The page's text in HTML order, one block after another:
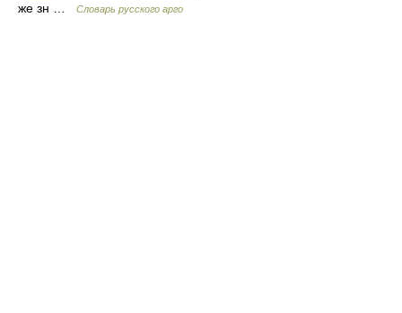
же зн …
Словарь русского арго